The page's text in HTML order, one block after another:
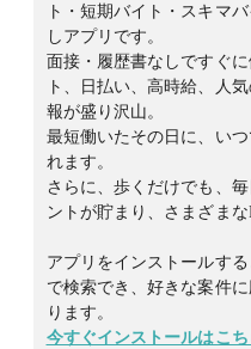
ト・短期バイト・スキマ
しアプリです。
面接・履歴書なしですぐ
ト、日払い、高時給、人
報が盛り沢山。
最短働いたその日に、い
れます。
さらに、歩くだけでも、
ントが貯まり、さまざまな
アプリをインストールす
で検索でき、好きな案件
ります。
今すぐインストールはこち